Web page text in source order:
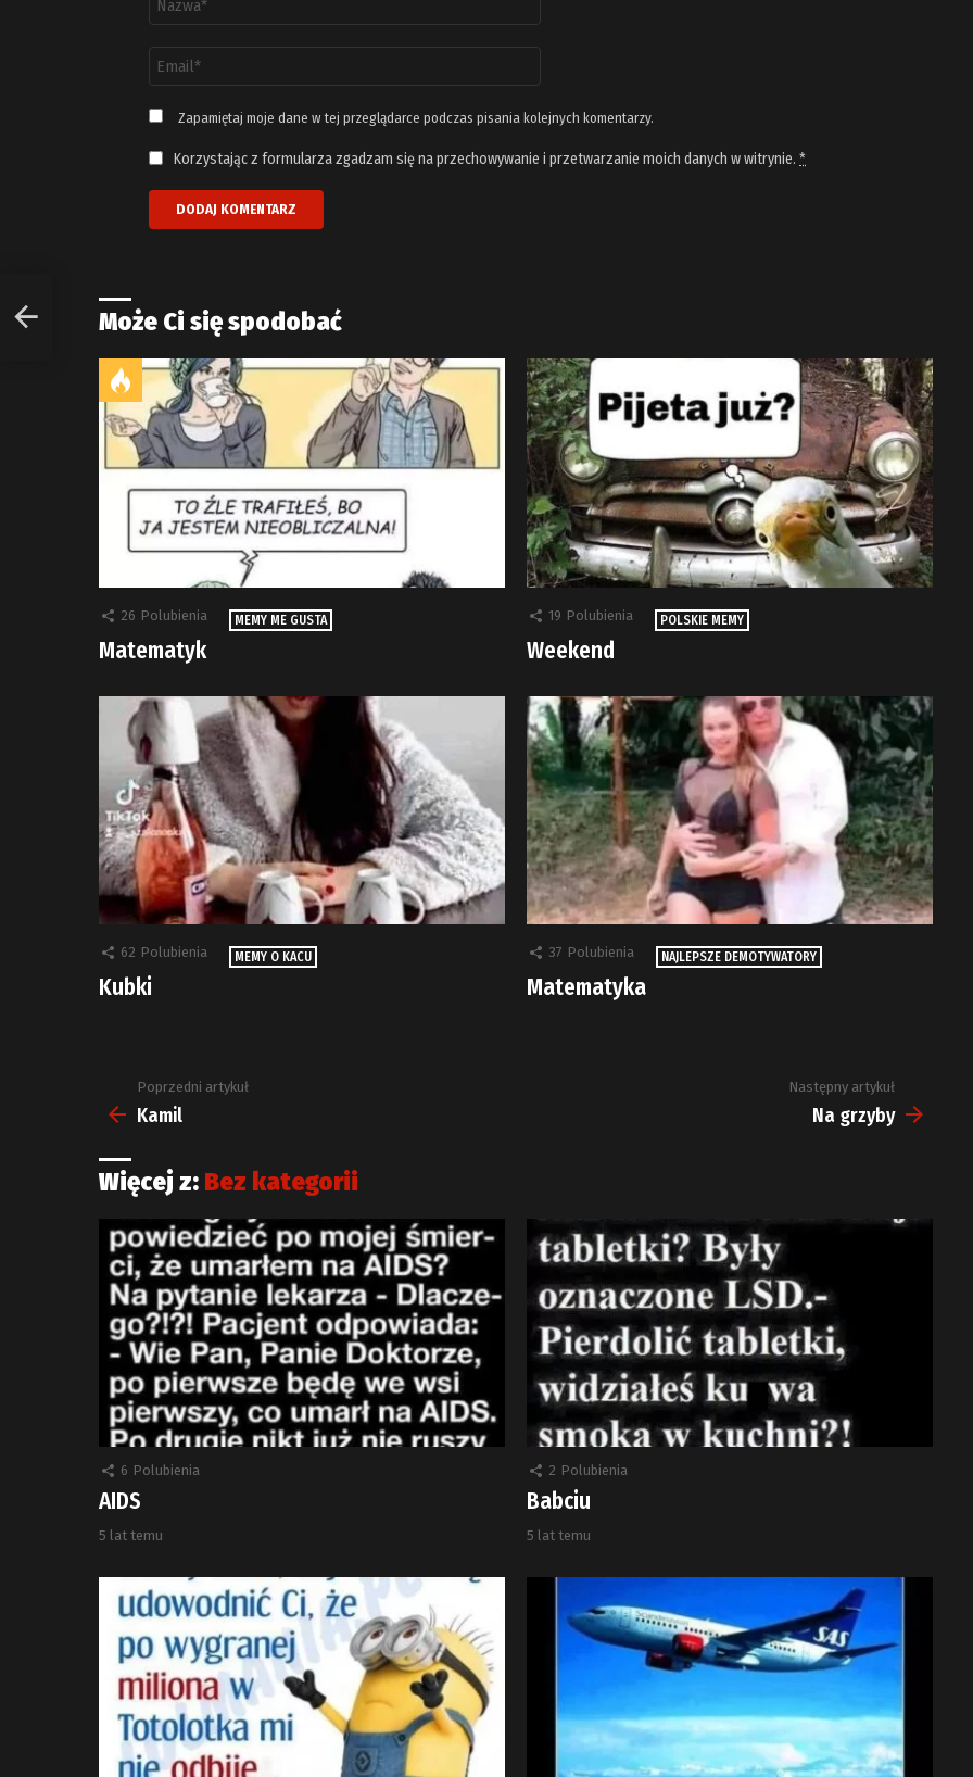
email
*
Zapamiętaj moje dane w tej przeglądarce podczas pisania kolejnych komentarzy.
Korzystając z formularza zgadzam się na przechowywanie i przetwarzanie moich danych w witrynie. *
Może Ci się spodobać
26 Polubienia MEMY ME GUSTA
Matematyk
19 Polubienia POLSKIE MEMY
Weekend
62 Polubienia MEMY O KACU
Kubki
37 Polubienia NAJLEPSZE DEMOTYWATORY
Matematyka
Zobacz
więcej
Poprzedni artykuł
Kamil
Następny artykuł
Na grzyby
Więcej z: Bez kategorii
6 Polubienia
AIDS
5 lat temu
2 Polubienia
Babciu
5 lat temu